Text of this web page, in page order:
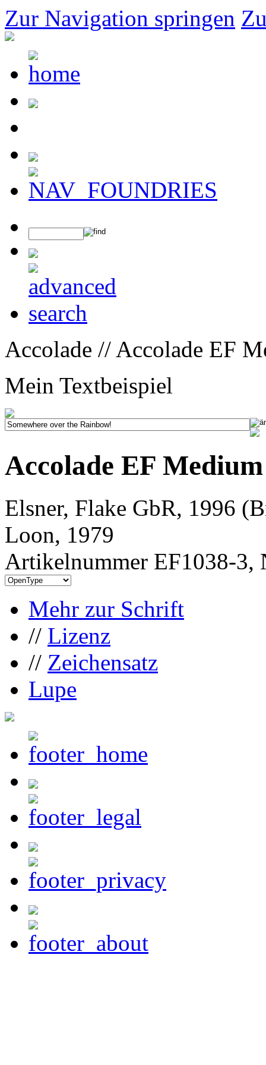
Zur Navigation springen
Accolade // Accolade EF
Mein Textbeispiel
Accolade EF Medium
Elsner, Flake GbR, 1996
Loon, 1979
Artikelnummer EF1038-3,
Mehr zur Schrift
// Lizenz
// Zeichensatz
Lupe